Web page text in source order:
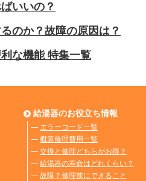
いいの？
のか？故障の原因は？
な機能 特集一覧
給湯器のお役立ち情報
― エラーコード一覧
― 概算修理費用一覧
― 交換と修理どちらがお得？
― 給湯器の寿命はどれくらい？
― 故障？修理前にできること